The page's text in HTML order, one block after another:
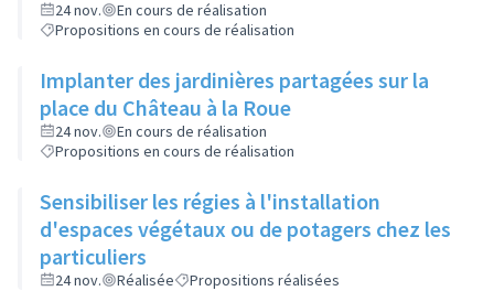
24 nov.
En cours de réalisation
Propositions en cours de réalisation
Implanter des jardinières partagées sur la
place du Château à la Roue
24 nov.
En cours de réalisation
Propositions en cours de réalisation
Sensibiliser les régies à l'installation
d'espaces végétaux ou de potagers chez les
particuliers
24 nov. Réalisée Propositions réalisées